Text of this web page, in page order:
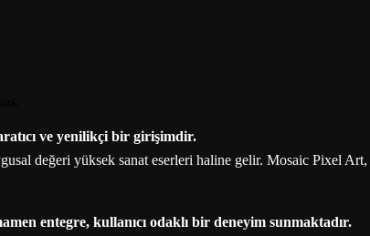
ve yenilikçi bir girişimdir.
değeri yüksek sanat eserleri haline gelir. Mosaic Pixel Art,
entegre, kullanıcı odaklı bir deneyim sunmaktadır.